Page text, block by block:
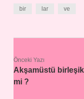
bir lar ve
Önceki Yazı
Akşamüstü
mi ?